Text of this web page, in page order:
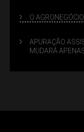
O
APURAÇÃO
MUDARÁ